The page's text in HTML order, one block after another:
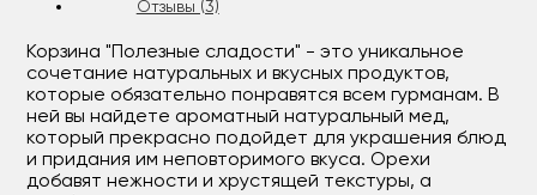
Отзывы (3)
Корзина "Полезные сладости" - это уникальное
сочетание натуральных и вкусных продуктов,
которые обязательно понравятся всем гурманам. В
ней вы найдете ароматный натуральный мед,
который прекрасно подойдет для украшения блюд
и придания им неповторимого вкуса. Орехи
добавят нежности и хрустящей текстуры, а